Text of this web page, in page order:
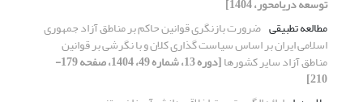
مطالعه تطبیقی ضرورت بازنگری قوانین حاکم بر مناطق آزاد جمهوری
اسلامی ایران بر اساس سیاست گذاری کلان و با نگرشی بر قوانین
مناطق آزاد سایر کشورها [دوره 13، شماره 49، 1404، صفحه 179-
210]